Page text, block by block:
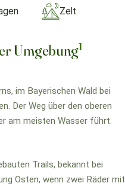
Zelt
Umgebung1
im Bayerischen Wald bei
Der Weg über den oberen
am meisten Wasser führt.
Trails, bekannt bei
Osten, wenn zwei Räder mit